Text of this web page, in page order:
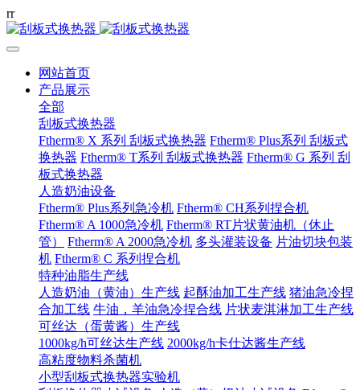
rr
网站首页
产品展示
全部
刮板式换热器
Ftherm® X 系列 刮板式换热器 Ftherm® Plus系列 刮板式
换热器 Ftherm® T系列 刮板式换热器 Ftherm® G 系列 刮
板式换热器
人造奶油设备
Ftherm® Plus系列急冷机 Ftherm® CH系列捏合机
Ftherm® A 1000急冷机 Ftherm® RT片状黄油机（休止
管）
Ftherm® A 2000急冷机 多头灌装设备 片油切块包装
机 Ftherm® C 系列捏合机
特种油脂生产线
人造奶油（黄油）生产线 起酥油加工生产线 猪油急冷捏
合加工线 牛油，羊油急冷捏合线 片状麦淇淋加工生产线
可丝达（蛋黄酱）生产线
1000kg/h可丝达生产线 2000kg/h卡仕达酱生产线
高粘度物料杀菌机
小型刮板式换热器实验机